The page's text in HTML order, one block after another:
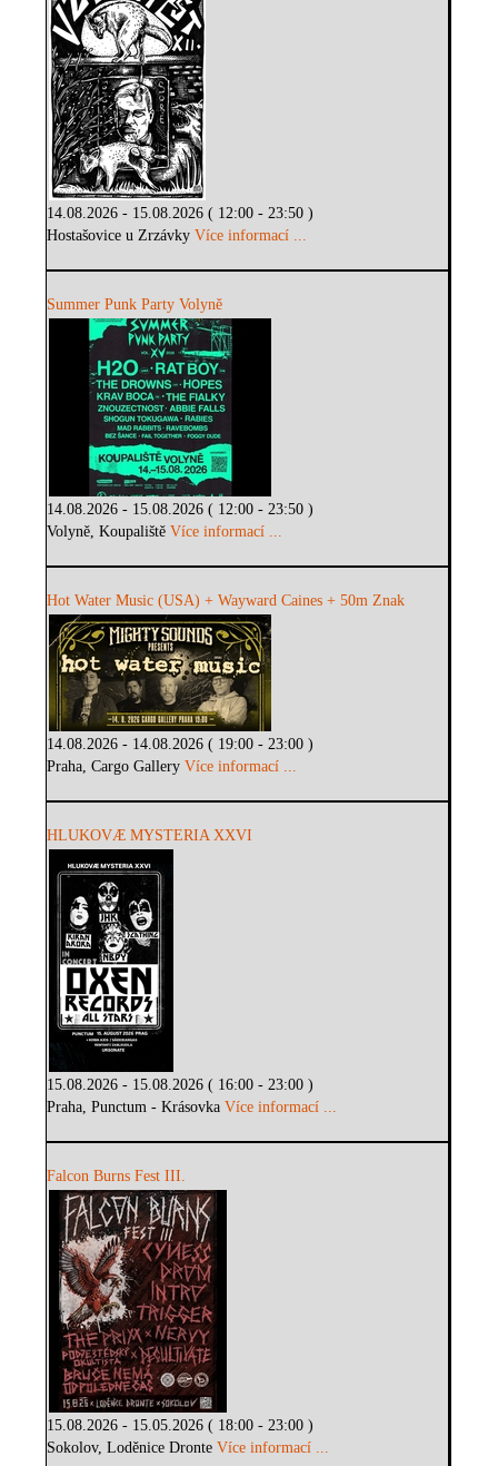
14.08.2026 - 15.08.2026 ( 12:00 - 23:50 )
Hostašovice u ZrzávkyVíce informací ...
Summer Punk Party Volyně
14.08.2026 - 15.08.2026 ( 12:00 - 23:50 )
Volyně, KoupalištěVíce informací ...
Hot Water Music (USA) + Wayward Caines + 50m Znak
14.08.2026 - 14.08.2026 ( 19:00 - 23:00 )
Praha, Cargo GalleryVíce informací ...
HLUKOVÆ MYSTERIA XXVI
15.08.2026 - 15.08.2026 ( 16:00 - 23:00 )
Praha, Punctum - KrásovkaVíce informací ...
Falcon Burns Fest III.
15.08.2026 - 15.05.2026 ( 18:00 - 23:00 )
Sokolov, Loděnice DronteVíce informací ...